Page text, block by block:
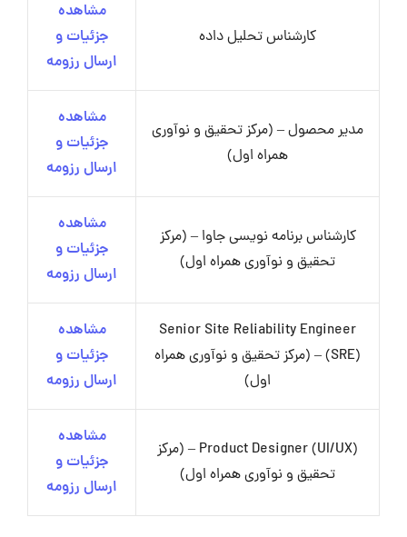
کارشناس تحلیل داده
مشاهده
جزئیات و
ارسال رزومه
مدیر محصول – (مرکز تحقیق و نوآوری
همراه اول)
مشاهده
جزئیات و
ارسال رزومه
کارشناس برنامه نویسی جاوا – (مرکز
تحقیق و نوآوری همراه اول)
مشاهده
جزئیات و
ارسال رزومه
Senior Site Reliability Engineer
(SRE) – (مرکز تحقیق و نوآوری همراه
اول)
مشاهده
جزئیات و
ارسال رزومه
Product Designer (UI/UX) – (مرکز
تحقیق و نوآوری همراه اول)
مشاهده
جزئیات و
ارسال رزومه